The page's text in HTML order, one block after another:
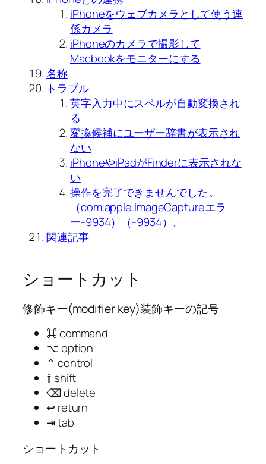
iPhoneをウェブカメラとして使う連
係カメラ
iPhoneのカメラで撮影して
Macbookをモニターにする
名称
トラブル
英字入力中にスペルが自動変換され
る
変換候補にユーザー辞書が表示され
ない
iPhoneやiPadがFinderに表示されな
い
操作を完了できませんでした。
（com.apple.ImageCaptureエラ
ー-9934）（-9934）。
関連記事
ショートカット
修飾キー(modifier key)装飾キーの記号
⌘ command
⌥ option
⌃ control
⇧ shift
⌫ delete
↩︎ return
⇥ tab
ショートカット